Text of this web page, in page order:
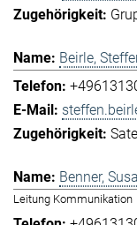
Beirle,
Benner,
Leitung Kommunikation